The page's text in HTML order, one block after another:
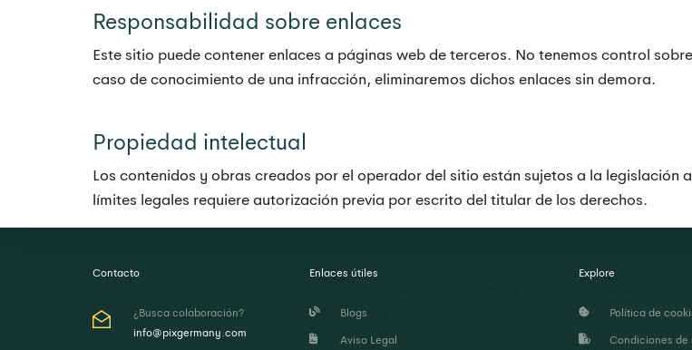
Responsabilidad sobre enlaces
Este sitio puede contener enlaces a páginas web de terceros. No tenemos control
caso de conocimiento de una infracción, eliminaremos dichos enlaces sin demora.
Propiedad intelectual
Los contenidos y obras creados por el operador del sitio están sujetos a la
límites legales requiere autorización previa por escrito del titular de los derechos.
Contacto
¿Busca colaboración?
info@pixgermany.com
Enlaces útiles
Blogs
Aviso Legal
Explore
Política de
Condiciones de